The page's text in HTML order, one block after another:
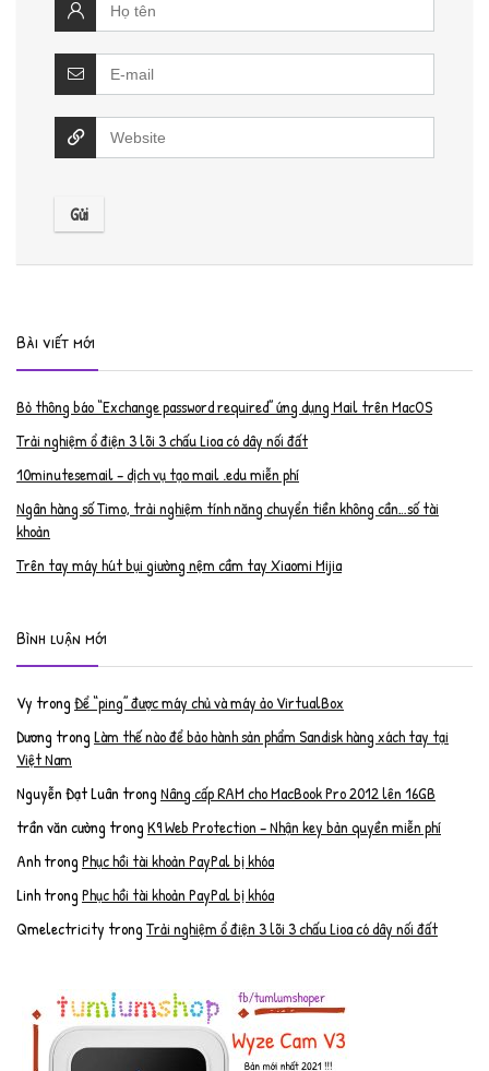
Bài viết mới
Bỏ thông báo “Exchange password required” ứng dụng Mail trên MacOS
Trải nghiệm ổ điện 3 lõi 3 chấu Lioa có dây nối đất
10minutesemail – dịch vụ tạo mail .edu miễn phí
Ngân hàng số Timo, trải nghiệm tính năng chuyển tiền không cần…số tài
khoản
Trên tay máy hút bụi giường nệm cầm tay Xiaomi Mijia
Bình luận mới
Vy trongĐể “ping” được máy chủ và máy ảo VirtualBox
Dương trongLàm thế nào để bảo hành sản phẩm Sandisk hàng xách tay tại
Việt Nam
Nguyễn Đạt Luân trongNâng cấp RAM cho MacBook Pro 2012 lên 16GB
trần văn cường trongK9 Web Protection – Nhận key bản quyền miễn phí
AnhtrongPhục hồi tài khoản PayPal bị khóa
LinhtrongPhục hồi tài khoản PayPal bị khóa
Qmelectricity trongTrải nghiệm ổ điện 3 lõi 3 chấu Lioa có dây nối đất